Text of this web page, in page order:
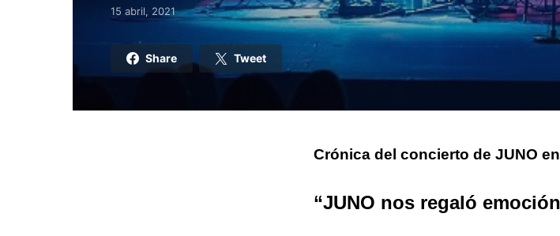
Posted on
15 abril, 2021
Share Tweet
Crónica del concierto de JUNO
“JUNO nos regaló